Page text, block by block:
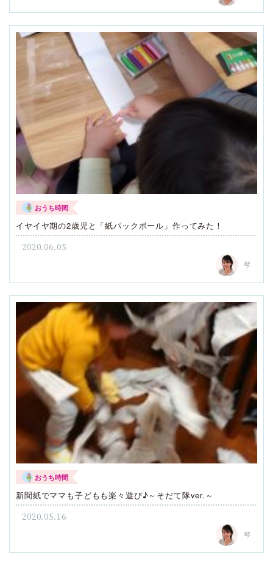
おうち時間
イヤイヤ期の2歳児と「紙パックボール」作ってみた！
2020.06.05
琴
おうち時間
新聞紙でママも子どもも楽々遊び♪～そだて隊ver.～
2020.05.16
琴